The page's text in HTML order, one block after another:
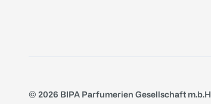
© 2026 BIPA Parfumerien Gesellschaft m.b.H.